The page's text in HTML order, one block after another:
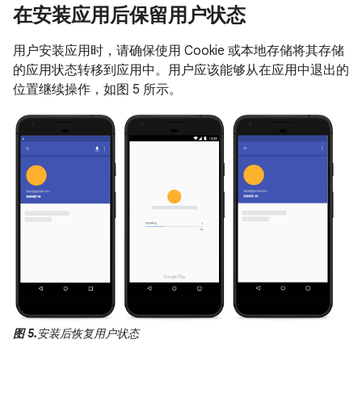
在安装应用后保留用户状态
用户安装应用时，请确保使用 Cookie 或本地存储将其存储
的应用状态转移到应用中。用户应该能够从在应用中退出的
位置继续操作，如图 5 所示。
图 5.安装后恢复用户状态